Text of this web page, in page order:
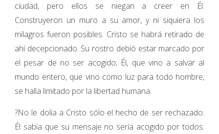
ciudad, pero ellos se niegan a creer en Él.
Construyeron un muro a su amor, y ni siquiera los
milagros fueron posibles. Cristo se habrá retirado de
ahí decepcionado. Su rostro debió estar marcado por
el pesar de no ser acogido; Él, que vino a salvar al
mundo entero, que vino como luz para todo hombre,
se halla limitado por la libertad humana.
?No le dolía a Cristo sólo el hecho de ser rechazado:
Él sabía que su mensaje no sería acogido por todos.